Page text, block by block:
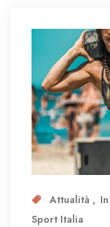
Attualità
Sport Italia